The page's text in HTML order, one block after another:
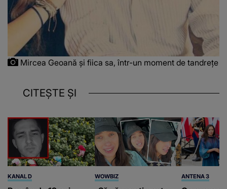
Mircea Geoană și fiica sa, într-un moment de tandrețe
CITEȘTE ȘI
KANAL D WOWBIZ ANTENA 3